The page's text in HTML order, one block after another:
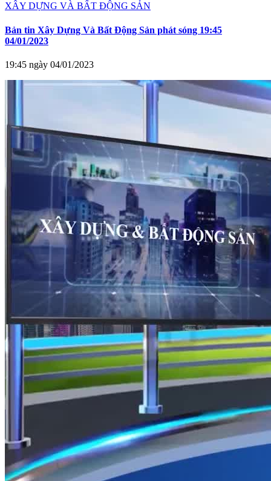
XÂY DỰNG VÀ BẤT ĐỘNG SẢN
Bản tin Xây Dựng Và Bất Động Sản phát sóng 19:45
04/01/2023
19:45 ngày 04/01/2023